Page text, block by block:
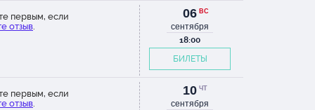
Еще
А
первым, если
отзыв.
06 ВС
сентября
18:00
БИЛЕТЫ
первым, если
отзыв.
10 ЧТ
сентября